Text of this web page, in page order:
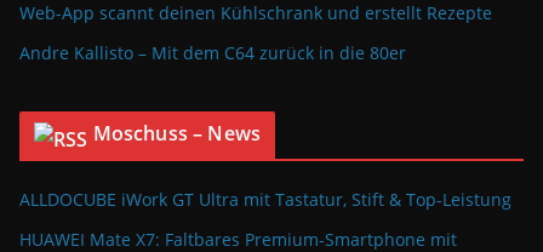
Web-App scannt deinen Kühlschrank und erstellt Rezepte
Andre Kallisto – Mit dem C64 zurück in die 80er
Moschuss – News
ALLDOCUBE iWork GT Ultra mit Tastatur, Stift & Top-Leistung
HUAWEI Mate X7: Faltbares Premium-Smartphone mit